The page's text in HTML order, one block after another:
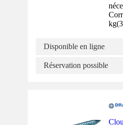
kg(
Disponible en ligne
Réservation possible